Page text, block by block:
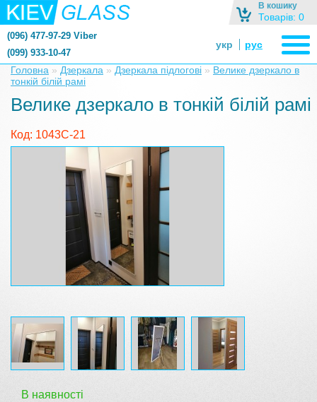
В кошику
Товарів: 0
(096) 477-97-29 Viber
(099) 933-10-47
zerkalonazakaz@gmail.com
zerkaloshop@ukr.net
укр рус
Головна » Дзеркала » Дзеркала підлогові » Велике дзеркало в
тонкій білій рамі
Велике дзеркало в тонкій білій рамі
Код: 1043С-21
В наявності